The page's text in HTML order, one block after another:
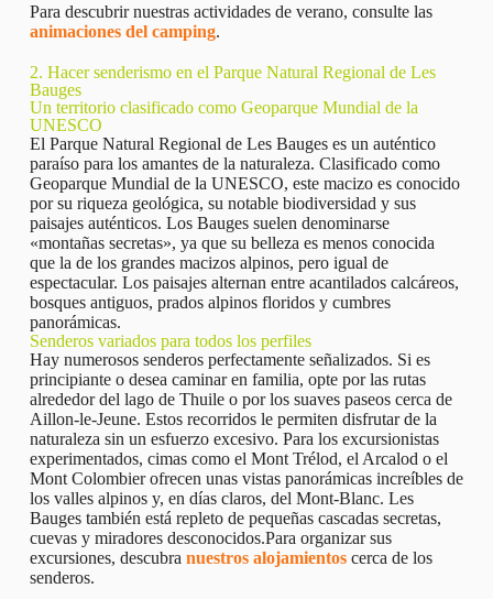
Para descubrir nuestras actividades de verano, consulte las
animaciones del camping.
2. Hacer senderismo en el Parque Natural Regional de Les
Bauges
Un territorio clasificado como Geoparque Mundial de la
UNESCO
El Parque Natural Regional de Les Bauges es un auténtico
paraíso para los amantes de la naturaleza. Clasificado como
Geoparque Mundial de la UNESCO, este macizo es conocido
por su riqueza geológica, su notable biodiversidad y sus
paisajes auténticos. Los Bauges suelen denominarse
«montañas secretas», ya que su belleza es menos conocida
que la de los grandes macizos alpinos, pero igual de
espectacular. Los paisajes alternan entre acantilados calcáreos,
bosques antiguos, prados alpinos floridos y cumbres
panorámicas.
Senderos variados para todos los perfiles
Hay numerosos senderos perfectamente señalizados. Si es
principiante o desea caminar en familia, opte por las rutas
alrededor del lago de Thuile o por los suaves paseos cerca de
Aillon-le-Jeune. Estos recorridos le permiten disfrutar de la
naturaleza sin un esfuerzo excesivo. Para los excursionistas
experimentados, cimas como el Mont Trélod, el Arcalod o el
Mont Colombier ofrecen unas vistas panorámicas increíbles de
los valles alpinos y, en días claros, del Mont-Blanc. Les
Bauges también está repleto de pequeñas cascadas secretas,
cuevas y miradores desconocidos.Para organizar sus
excursiones, descubra nuestros alojamientos cerca de los
senderos.